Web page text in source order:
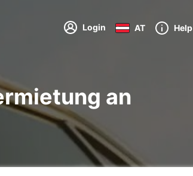
Login AT Help
an